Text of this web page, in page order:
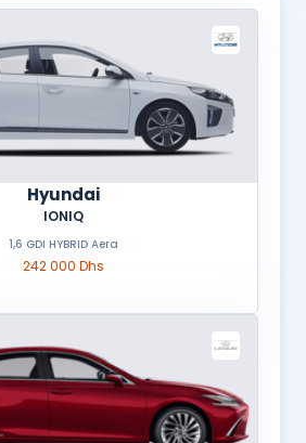
Hyundai
IONIQ
1,6 GDI HYBRID Aera
242 000 Dhs